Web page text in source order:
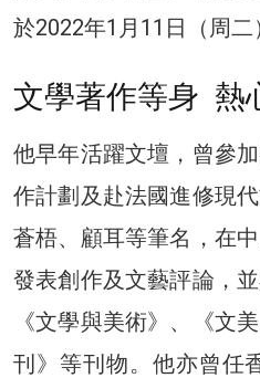
於2022年1月11日（周二
文學著作等身 熱
他早年活躍文壇，曾參
作計劃及赴法國進修現
蒼梧、顧耳等筆名，在
發表創作及文藝評論，
《文學與美術》、《文
刊》等刊物。他亦曾任